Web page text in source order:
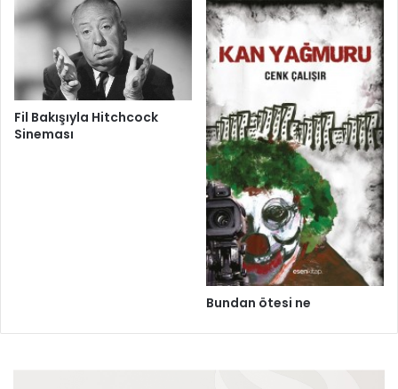
Fil Bakışıyla Hitchcock
Sineması
Bundan ötesi ne